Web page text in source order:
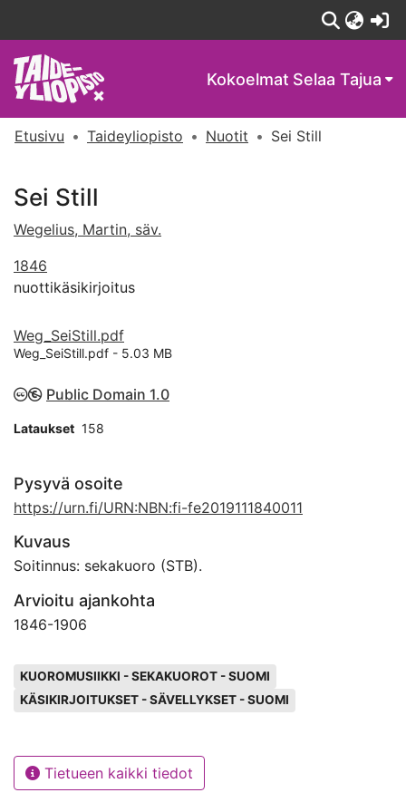
Kokoelmat Selaa Tajua
Etusivu Taideyliopisto Nuotit Sei Still
Sei Still
Wegelius, Martin, säv.
1846
nuottikäsikirjoitus
Weg_SeiStill.pdf
Weg_SeiStill.pdf - 5.03 MB
Public Domain 1.0
Lataukset 158
Pysyvä osoite
https://urn.fi/URN:NBN:fi-fe2019111840011
Kuvaus
Soitinnus: sekakuoro (STB).
Arvioitu ajankohta
1846-1906
KUOROMUSIIKKI - SEKAKUOROT - SUOMI
KÄSIKIRJOITUKSET - SÄVELLYKSET - SUOMI
Tietueen kaikki tiedot